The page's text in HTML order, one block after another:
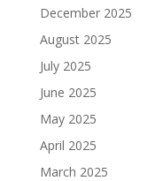
December 2025
August 2025
July 2025
June 2025
May 2025
April 2025
March 2025